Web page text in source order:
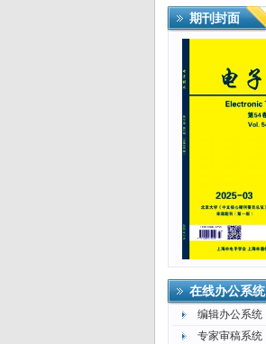
期刊封面
在线办公系统
编辑办公系统
专家审稿系统